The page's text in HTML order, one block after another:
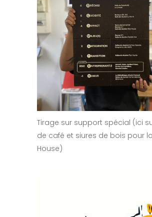
Tirage sur support spécial (ici
de café et siures de bois pour
House)